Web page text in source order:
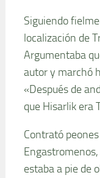
Siguiendo
localización de
Argumentaba
autor y marchó
«Después de
que Hisarlik era
Contrató
estaba a pie de